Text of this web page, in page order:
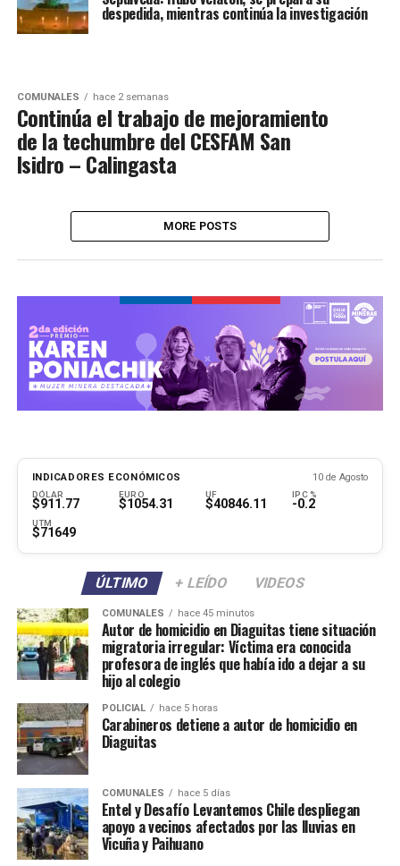
despedida, mientras continúa la investigación
COMUNALES hace 2 semanas
Continúa el trabajo de mejoramiento
de la techumbre del CESFAM San
Isidro – Calingasta
MORE POSTS
INDICADORES ECONÓMICOS 10 de Agosto
DÓLAR
$911.77
EURO
$1054.31
UF
$40846.11
IPC %
-0.2
UTM
$71649
ÚLTIMO + LEÍDO VIDEOS
COMUNALES hace 45 minutos
Autor de homicidio en Diaguitas tiene situación
migratoria irregular: Víctima era conocida
profesora de inglés que había ido a dejar a su
hijo al colegio
POLICIAL hace 5 horas
Carabineros detiene a autor de homicidio en
Diaguitas
COMUNALES hace 5 días
Entel y Desafío Levantemos Chile despliegan
apoyo a vecinos afectados por las lluvias en
Vicuña y Paihuano